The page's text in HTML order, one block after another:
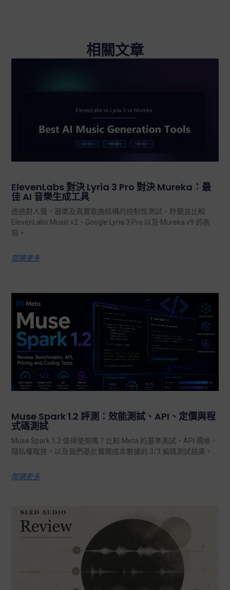
相關文章
ElevenLabs 對決 Lyria 3 Pro 對決 Mureka：最
佳 AI 音樂生成工具
透過對人聲、器樂及真實歌曲結構的控制性測試，聆聽並比較
ElevenLabs Music v2、Google Lyria 3 Pro 以及 Mureka v9 的表
現。.
閱讀更多
Muse Spark 1.2 評測：效能測試、API、定價與程
式碼測試
Muse Spark 1.2 值得使用嗎？比較 Meta 的基準測試、API 價格、
隱私權取捨，以及我們基於實際成本數據的 3/3 編碼測試結果。.
閱讀更多